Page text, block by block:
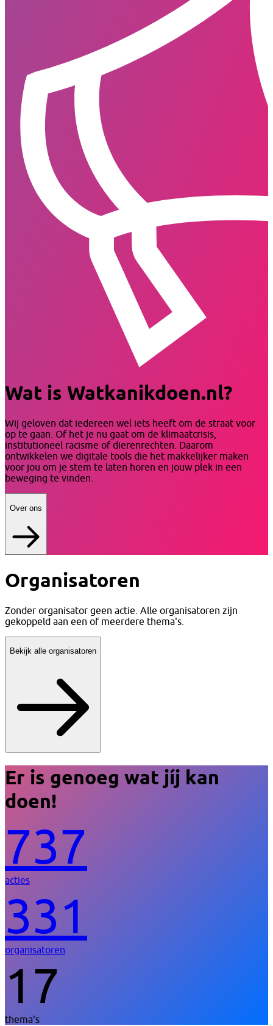
Wat is Watkanikdoen.nl?
Wij geloven dat iedereen wel iets heeft om de straat voor
op te gaan. Of het je nu gaat om de klimaatcrisis,
institutioneel racisme of dierenrechten. Daarom
ontwikkelen we digitale tools die het makkelijker maken
voor jou om je stem te laten horen en jouw plek in een
beweging te vinden.
Over ons
Organisatoren
Zonder organisator geen actie. Alle organisatoren zijn
gekoppeld aan een of meerdere thema's.
Bekijk alle organisatoren
Er is genoeg wat jíj kan
doen!
737
acties
331
organisatoren
17
thema's